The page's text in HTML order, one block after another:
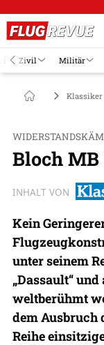
Zivil Militär
Klassiker
Bloch MB
INHALT VON
Kein
unter seinem
„Dassault“
weltberühmt
dem Ausbruch
Reihe